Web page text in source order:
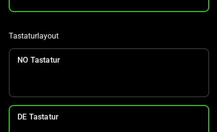
Tastaturlayout
NO Tastatur
DE Tastatur